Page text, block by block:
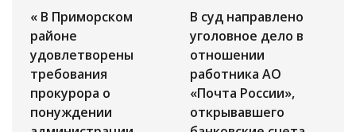
« В Приморском
районе
удовлетворены
требования
прокурора о
понуждении
В суд направлено
уголовное дело в
отношении
работника АО
«Почта России»,
открывавшего